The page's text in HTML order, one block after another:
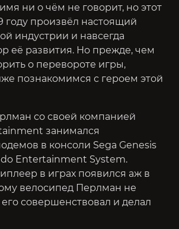
ни о чём не говорит, но этот
году произвёл настоящий
индустрии и навсегда
её развития. Но прежде, чем
о перевороте игры,
познакомимся с героем этой
со своей компанией
занимался
в консоли Sega Genesis
Entertainment System.
в играх появился аж в
велосипед Перлман не
совершенствовал и делал